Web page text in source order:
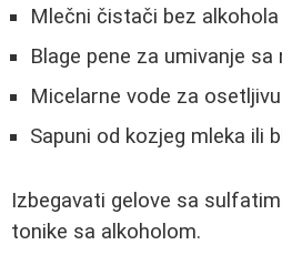
Mlečni čistači bez alkohola
Blage pene za umivanje sa
Micelarne vode za
Sapuni od kozjeg mleka ili
Izbegavati gelove sa
tonike sa alkoholom.